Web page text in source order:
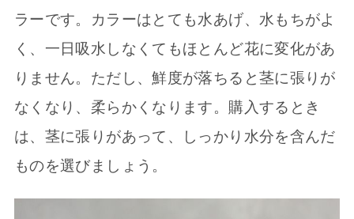
ラーです。カラーはとても水あげ、水もちがよ
く、一日吸水しなくてもほとんど花に変化があ
りません。ただし、鮮度が落ちると茎に張りが
なくなり、柔らかくなります。購入するとき
は、茎に張りがあって、しっかり水分を含んだ
ものを選びましょう。